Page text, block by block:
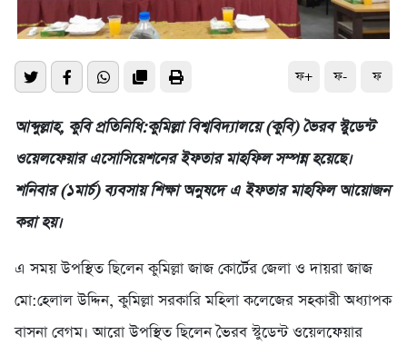
ফ+ ফ- ফ
আব্দুল্লাহ, কুবি প্রতিনিধি:কুমিল্লা বিশ্ববিদ্যালয়ে (কুবি) ভৈরব স্টুডেন্ট
ওয়েলফেয়ার এসোসিয়েশনের ইফতার মাহফিল সম্পন্ন হয়েছে।
শনিবার (১মার্চ) ব্যবসায় শিক্ষা অনুষদে এ ইফতার মাহফিল আয়োজন
করা হয়।
এ সময় উপস্থিত ছিলেন কুমিল্লা জাজ কোর্টের জেলা ও দায়রা জাজ
মো:হেলাল উদ্দিন, কুমিল্লা সরকারি মহিলা কলেজের সহকারী অধ্যাপক
বাসনা বেগম। আরো উপস্থিত ছিলেন ভৈরব স্টুডেন্ট ওয়েলফেয়ার